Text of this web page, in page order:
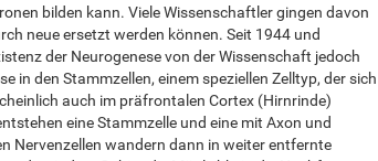
bilden kann. Viele Wissenschaftler gingen davon
neue ersetzt werden können. Seit 1944 und
der Neurogenese von der Wissenschaft jedoch
in den Stammzellen, einem speziellen Zelltyp, der sich
auch im präfrontalen Cortex (Hirnrinde)
eine Stammzelle und eine mit Axon und
Nervenzellen wandern dann in weiter entfernte